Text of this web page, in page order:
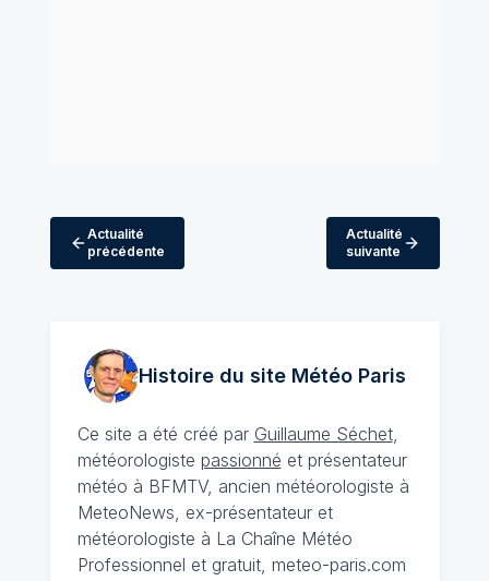
Actualité
précédente
Actualité
suivante
Histoire du site MétéoParis
Ce site a été créé par Guillaume Séchet,
météorologiste passionné et présentateur
météo à BFMTV, ancien météorologiste à
MeteoNews, ex-présentateur et
météorologiste à La Chaîne Météo
Professionnel et gratuit, meteo-paris.com